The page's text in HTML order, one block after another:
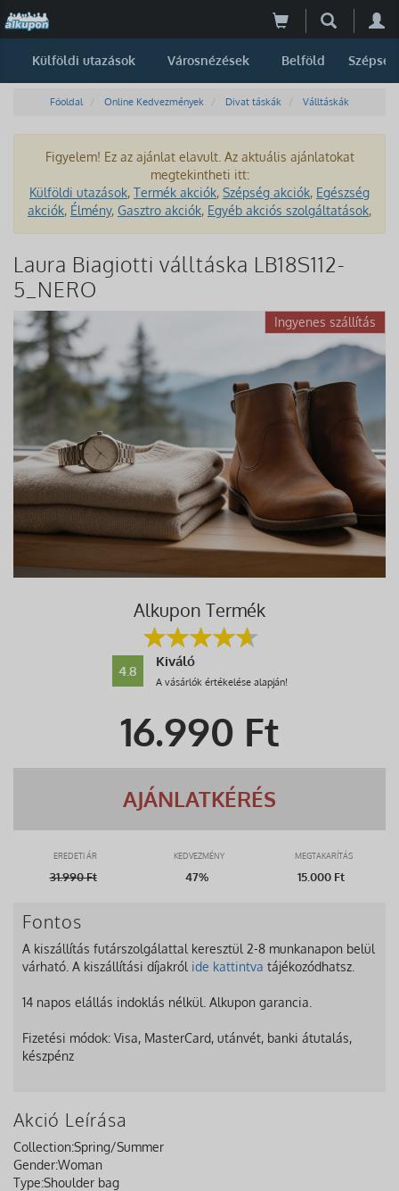
Külföldi utazások Városnézések Belföld Szépség
Főoldal Online Kedvezmények Divat táskák Válltáskák
Figyelem! Ez az ajánlat elavult. Az aktuális ajánlatokat
megtekintheti itt:
Külföldi utazások, Termék akciók, Szépség akciók, Egészség
akciók, Élmény, Gasztro akciók, Egyéb akciós szolgáltatások,
Laura Biagiotti válltáska LB18S112-
5_NERO
Ingyenes szállítás
Alkupon Termék
4.8
Kiváló
A vásárlók értékelése alapján!
16.990 Ft
AJÁNLATKÉRÉS
EREDETI ÁR KEDVEZMÉNY MEGTAKARÍTÁS
31.990Ft 47% 15.000 Ft
Fontos
A kiszállítás futárszolgálattal keresztül 2-8 munkanapon belül
várható. A kiszállítási díjakról ide kattintva tájékozódhatsz.
14 napos elállás indoklás nélkül. Alkupon garancia.
Fizetési módok: Visa, MasterCard, utánvét, banki átutalás,
készpénz
Akció Leírása
Collection:Spring/Summer
Gender:Woman
Type:Shoulder bag